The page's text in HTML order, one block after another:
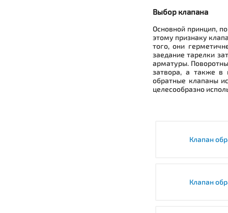
Выбор клапана
Основной принцип,
этому признаку
того, они
заедание тарелки
арматуры.
затвора, а также в
обратные клапаны
целесообразно
Клапан
Клапан